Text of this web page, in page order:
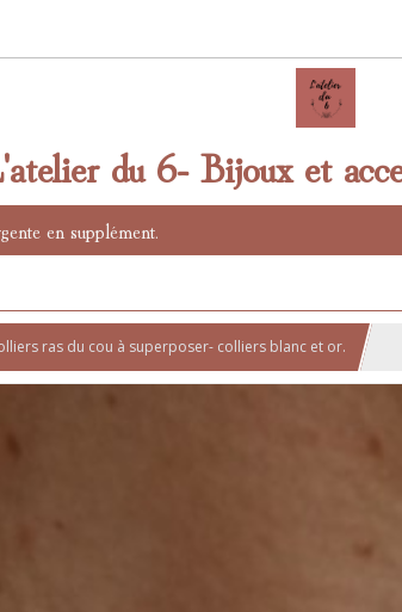
du 6- Bijoux et
en supplément.
ras du cou à superposer- colliers blanc et or.